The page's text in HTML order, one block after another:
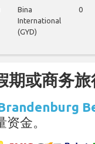
Bina
International
(GYD)
0
期或商务旅
金。